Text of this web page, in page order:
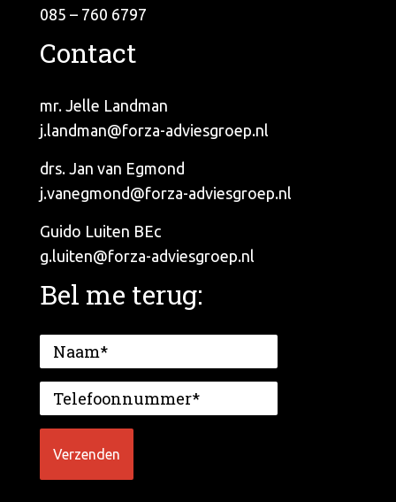
085 – 760 6797
Contact
mr. Jelle Landman
j.landman@forza-adviesgroep.nl
drs. Jan van Egmond
j.vanegmond@forza-adviesgroep.nl
Guido Luiten BEc
g.luiten@forza-adviesgroep.nl
Bel me terug: